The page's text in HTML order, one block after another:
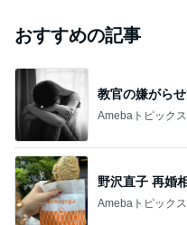
おすすめの記事
教官の嫌がら
Amebaトピックス
野沢直子 再婚
Amebaトピックス